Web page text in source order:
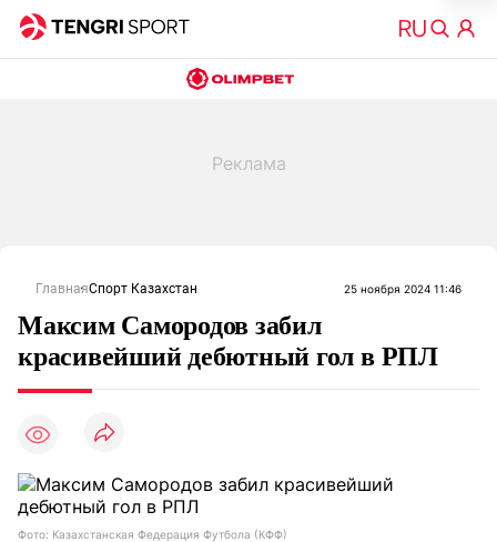
ГлавнаяСпорт Казахстан 25 ноября 2024 11:46
Максим Самородов забил
красивейший дебютный гол в РПЛ
Фото: Казахстанская Федерация Футбола (КФФ)